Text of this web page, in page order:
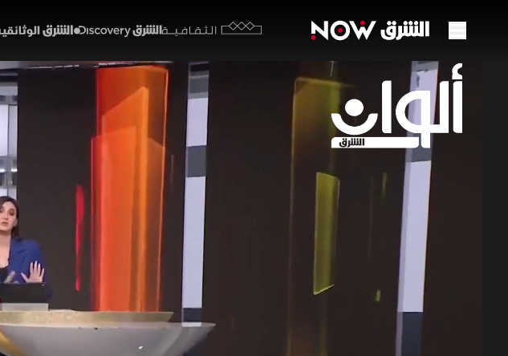
هجوم قرب هرمز
لكلفة الناقلات
ألوان الشرق
تصاعدت المخاوف في مضيق
أميركي في ملابسات الحادث،
استئجار ناقلات النفط إلى
متزايدة.
برامج الشرق الإخبارية ألوان الشرق هاجر بيوض